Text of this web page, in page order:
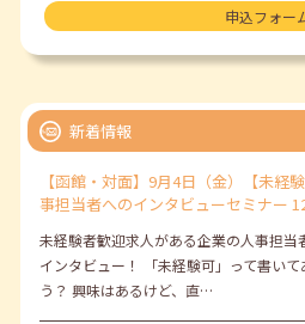
申込フォー
新着情報
【函館・対面】9月4日（金）【未経
事担当者へのインタビューセミナー
未経験者歓迎求人がある企業の人事担
インタビュー！ 「未経験可」って書い
う？ 興味はあるけど、直…